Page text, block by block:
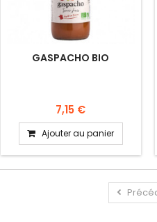
GASPACHO BIO
7,15 €
Ajouter au panier